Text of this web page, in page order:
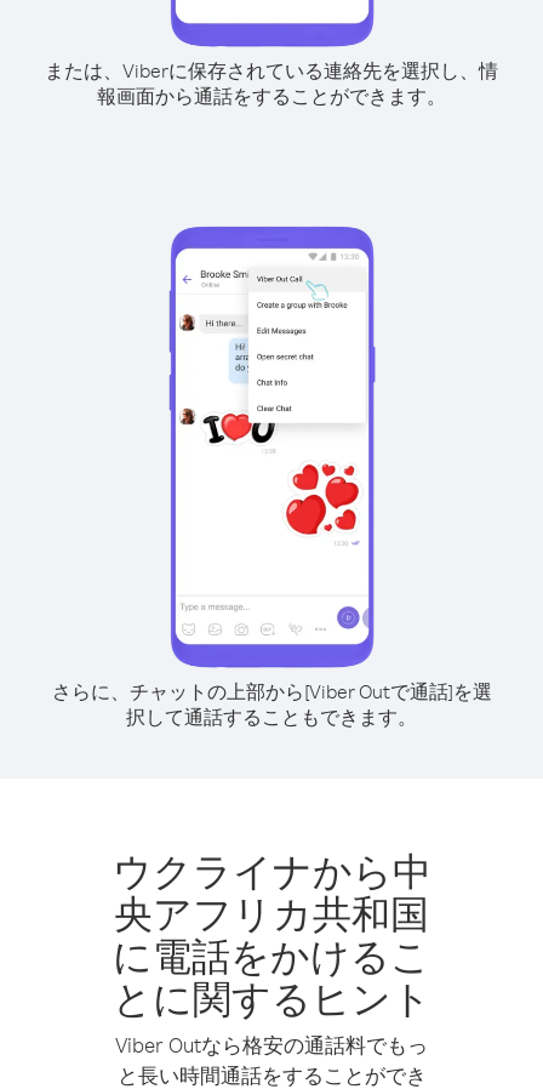
または、Viberに保存されている連絡先を選択し、情
報画面から通話をすることができます。
さらに、チャットの上部から[Viber Outで通話]を選
択して通話することもできます。
ウクライナから中
央アフリカ共和国
に電話をかけるこ
とに関するヒント
Viber Outなら格安の通話料でもっ
と長い時間通話をすることができ